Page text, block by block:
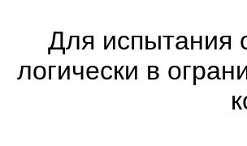
Для испытания
логически в